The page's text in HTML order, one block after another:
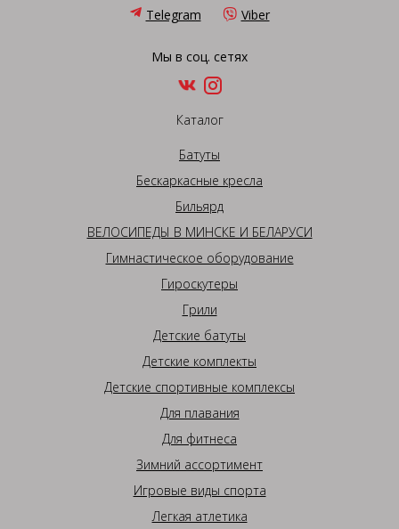
Telegram Viber
Мы в соц. сетях
Каталог
Батуты
Бескаркасные кресла
Бильярд
ВЕЛОСИПЕДЫ В МИНСКЕ И БЕЛАРУСИ
Гимнастическое оборудование
Гироскутеры
Грили
Детские батуты
Детские комплекты
Детские спортивные комплексы
Для плавания
Для фитнеса
Зимний ассортимент
Игровые виды спорта
Легкая атлетика